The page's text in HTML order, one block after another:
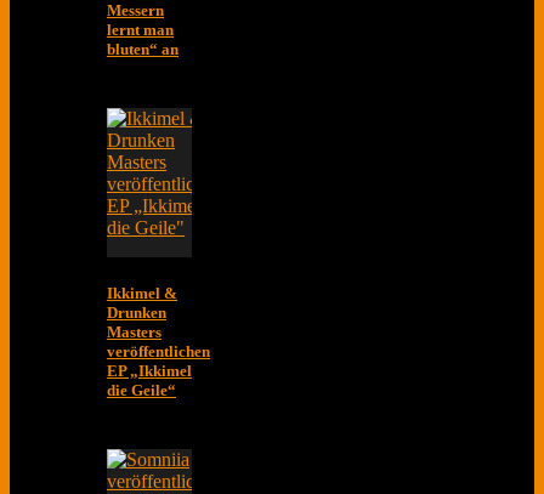
Messern
lernt man
bluten“ an
Ikkimel &
Drunken
Masters
veröffentlichen
EP „Ikkimel
die Geile“